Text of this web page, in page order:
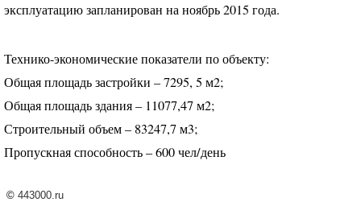
эксплуатацию запланирован на ноябрь 2015 года.
Технико-экономические показатели по объекту:
Общая площадь застройки – 7295, 5 м2;
Общая площадь здания – 11077,47 м2;
Строительный объем – 83247,7 м3;
Пропускная способность – 600 чел/день
© 443000.ru